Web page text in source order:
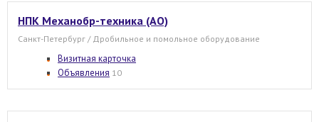
НПК Механобр-техника (АО)
Санкт-Петербург / Дробильное и помольное оборудование
Визитная карточка
Объявления 10